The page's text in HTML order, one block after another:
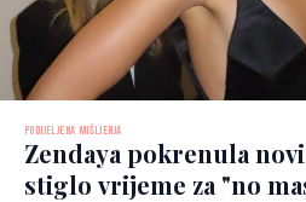
PODIJELJENA MIŠLJENJA
Zendaya pokrenula
stiglo vrijeme za "no